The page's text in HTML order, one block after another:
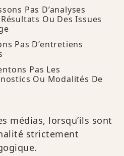
Pas D’analyses
Ou Des Issues
Pas D’entretiens
Pas Les
Ou Modalités De
médias, lorsqu’ils sont
strictement